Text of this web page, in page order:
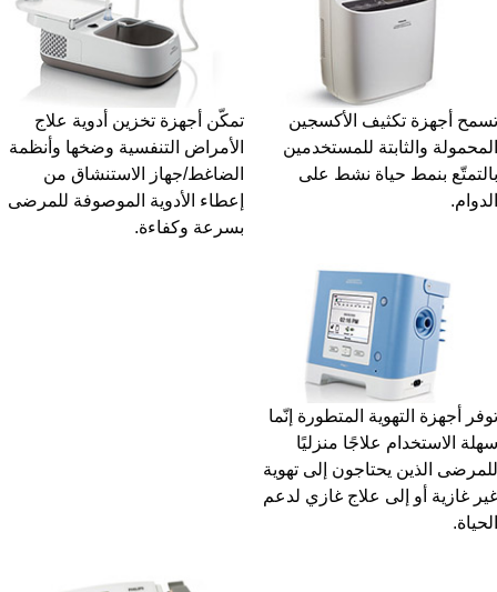
تمكّن أجهزة تخزين أدوية علاج
الأمراض التنفسية وضخها وأنظمة
الضاغط/جهاز الاستنشاق من
إعطاء الأدوية الموصوفة للمرضى
بسرعة وكفاءة.
أجهزة تكثيف الأكسجين
والثابتة للمستخدمين
بنمط حياة نشط على
أجهزة التهوية المتطورة إنّما
الاستخدام علاجًا منزليًا
الذين يحتاجون إلى تهوية
غازية أو إلى علاج غازي لدعم